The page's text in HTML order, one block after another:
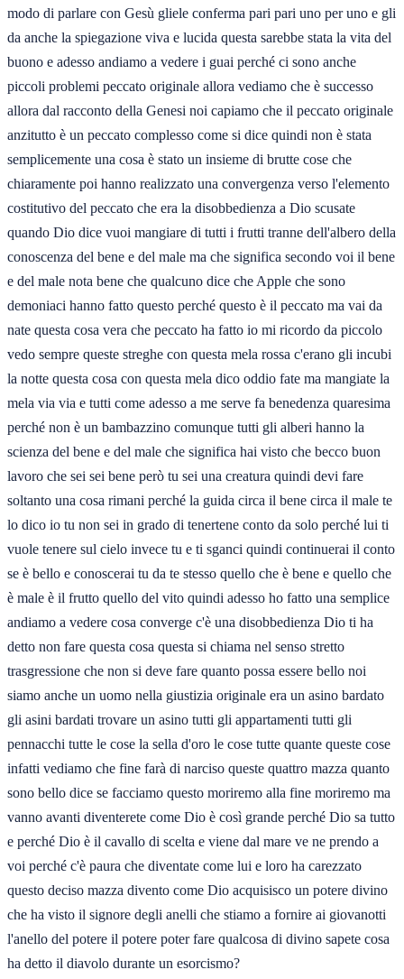
modo di parlare con Gesù gliele conferma pari pari uno per uno e gli
da anche la spiegazione viva e lucida questa sarebbe stata la vita del
buono e adesso andiamo a vedere i guai perché ci sono anche
piccoli problemi peccato originale allora vediamo che è successo
allora dal racconto della Genesi noi capiamo che il peccato originale
anzitutto è un peccato complesso come si dice quindi non è stata
semplicemente una cosa è stato un insieme di brutte cose che
chiaramente poi hanno realizzato una convergenza verso l'elemento
costitutivo del peccato che era la disobbedienza a Dio scusate
quando Dio dice vuoi mangiare di tutti i frutti tranne dell'albero della
conoscenza del bene e del male ma che significa secondo voi il bene
e del male nota bene che qualcuno dice che Apple che sono
demoniaci hanno fatto questo perché questo è il peccato ma vai da
nate questa cosa vera che peccato ha fatto io mi ricordo da piccolo
vedo sempre queste streghe con questa mela rossa c'erano gli incubi
la notte questa cosa con questa mela dico oddio fate ma mangiate la
mela via via e tutti come adesso a me serve fa benedenza quaresima
perché non è un bambazzino comunque tutti gli alberi hanno la
scienza del bene e del male che significa hai visto che becco buon
lavoro che sei sei bene però tu sei una creatura quindi devi fare
soltanto una cosa rimani perché la guida circa il bene circa il male te
lo dico io tu non sei in grado di tenertene conto da solo perché lui ti
vuole tenere sul cielo invece tu e ti sganci quindi continuerai il conto
se è bello e conoscerai tu da te stesso quello che è bene e quello che
è male è il frutto quello del vito quindi adesso ho fatto una semplice
andiamo a vedere cosa converge c'è una disobbedienza Dio ti ha
detto non fare questa cosa questa si chiama nel senso stretto
trasgressione che non si deve fare quanto possa essere bello noi
siamo anche un uomo nella giustizia originale era un asino bardato
gli asini bardati trovare un asino tutti gli appartamenti tutti gli
pennacchi tutte le cose la sella d'oro le cose tutte quante queste cose
infatti vediamo che fine farà di narciso queste quattro mazza quanto
sono bello dice se facciamo questo moriremo alla fine moriremo ma
vanno avanti diventerete come Dio è così grande perché Dio sa tutto
e perché Dio è il cavallo di scelta e viene dal mare ve ne prendo a
voi perché c'è paura che diventate come lui e loro ha carezzato
questo deciso mazza divento come Dio acquisisco un potere divino
che ha visto il signore degli anelli che stiamo a fornire ai giovanotti
l'anello del potere il potere poter fare qualcosa di divino sapete cosa
ha detto il diavolo durante un esorcismo?